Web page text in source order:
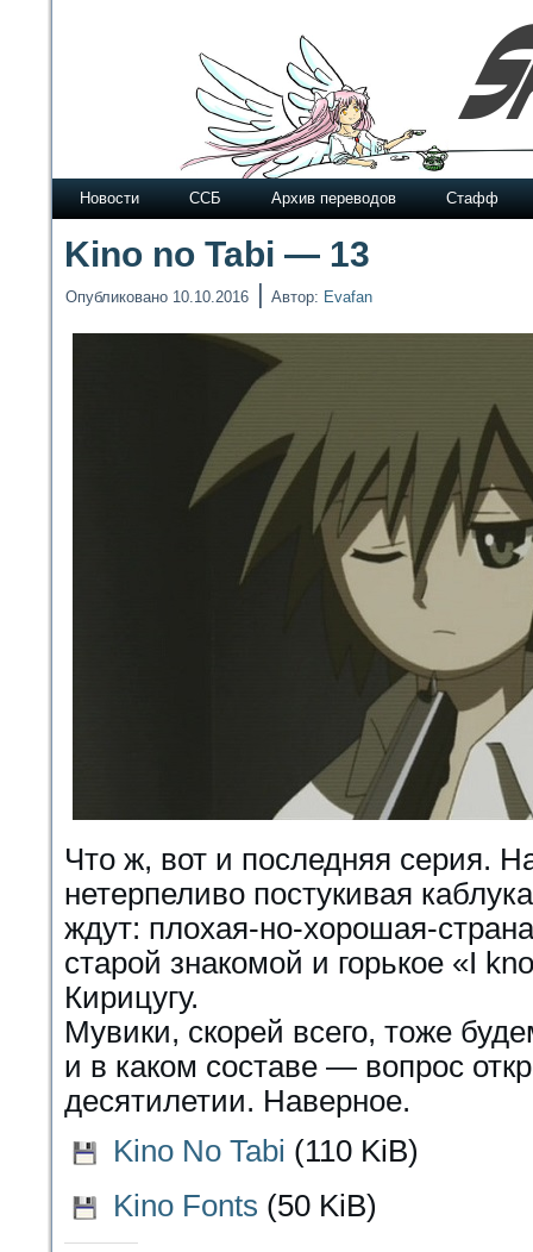
Новости ССБ Архив переводов Стафф
Kino no Tabi — 13
Опубликовано 10.10.2016 | Автор: Evafan
Что ж, вот и последняя серия.
нетерпеливо постукивая
ждут: плохая-но-хорошая-
старой знакомой и горькое «I
Кирицугу.
Мувики, скорей всего, тоже
и в каком составе — вопрос
десятилетии. Наверное.
Kino No Tabi (110 KiB)
Kino Fonts (50 KiB)